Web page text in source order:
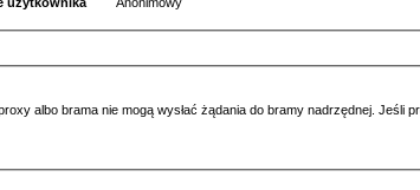
albo brama nie mogą wysłać żądania do bramy nadrzędnej.